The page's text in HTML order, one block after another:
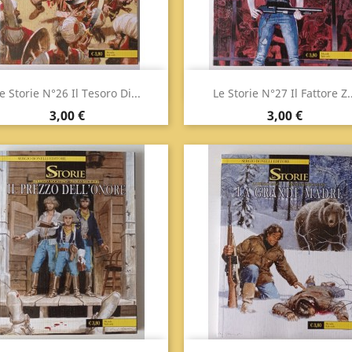
Storie N°26 Il Tesoro Di...
Prezzo
3,00 €
 Anteprima Le Storie N°27 Il Fattore
Prezzo
3,00 €
 Anteprima